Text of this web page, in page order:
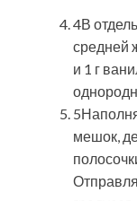
4В
средней
и 1 г
мешок,